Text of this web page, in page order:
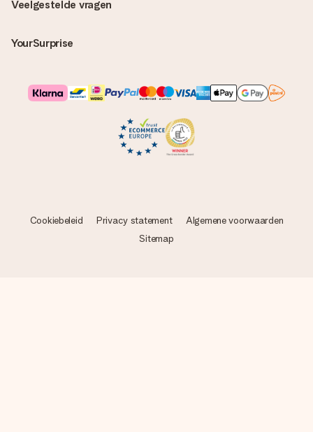
Veelgestelde vragen
YourSurprise
Cookiebeleid Privacy statement
Algemene voorwaarden
Sitemap